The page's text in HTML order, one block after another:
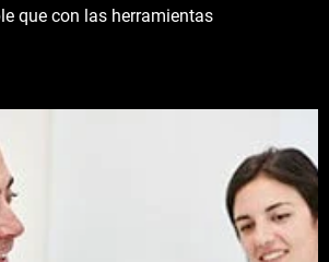
que con las herramientas